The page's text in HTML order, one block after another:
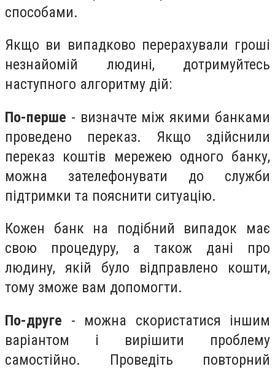
способами.
Якщо ви випадково перерахували гроші
незнайомій людині, дотримуйтесь
наступного алгоритму дій:
По-перше - визначте між якими банками
проведено переказ. Якщо здійснили
переказ коштів мережею одного банку,
можна зателефонувати до служби
підтримки та пояснити ситуацію.
Кожен банк на подібний випадок має
свою процедуру, а також дані про
людину, якій було відправлено кошти,
тому зможе вам допомогти.
По-друге - можна скористатися іншим
варіантом і вирішити проблему
самостійно. Проведіть повторний